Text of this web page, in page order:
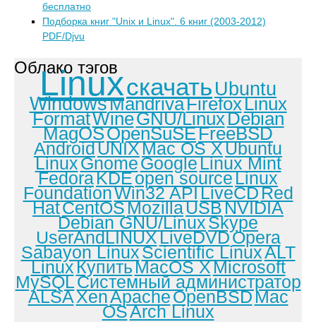
бесплатно
Подборка книг "Unix и Linux". 6 книг (2003-2012)
PDF/Djvu
Облако тэгов
Linuxскачать Ubuntu
WindowsMandrivaFirefoxLinux
FormatWineGNU/LinuxDebian
MagOSOpenSuSEFreeBSD
AndroidUNIXMac OS XUbuntu
LinuxGnomeGoogleLinux Mint
FedoraKDEopen sourceLinux
FoundationWin32 APILiveCDRed
HatCentOSMozillaUSBNVIDIA
Debian GNU/LinuxSkype
UserAndLINUXLiveDVDOpera
Sabayon LinuxScientific LinuxALT
LinuxКупитьMacOS XMicrosoft
MySQLСистемный администратор
ALSAXenApacheOpenBSDMac
OSArch Linux